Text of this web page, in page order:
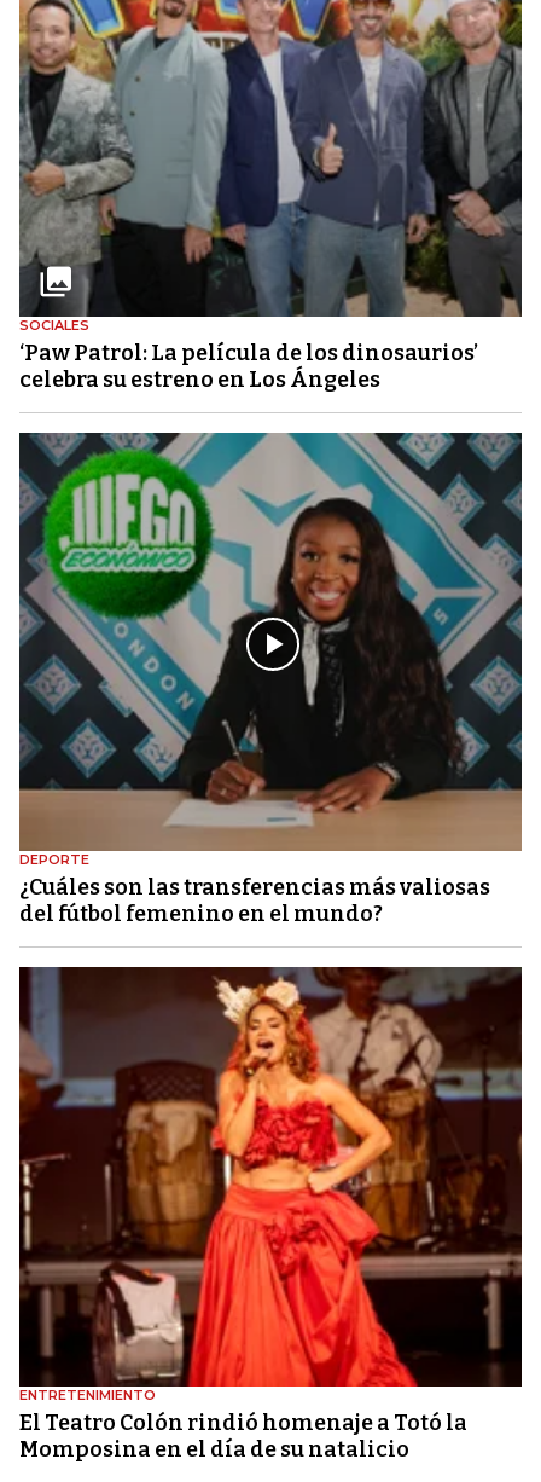
SOCIALES
‘Paw Patrol: La película de los dinosaurios’
celebra su estreno en Los Ángeles
DEPORTE
¿Cuáles son las transferencias más valiosas
del fútbol femenino en el mundo?
ENTRETENIMIENTO
El Teatro Colón rindió homenaje a Totó la
Momposina en el día de su natalicio